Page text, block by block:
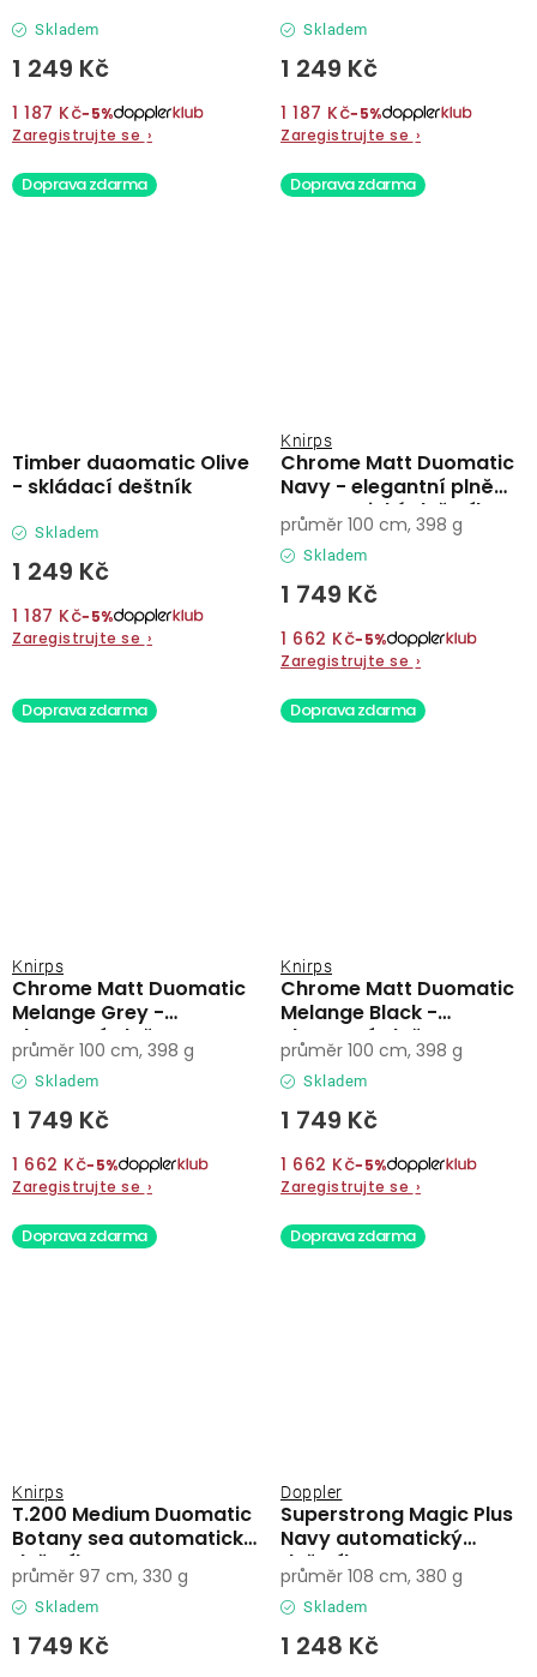
Skladem
1 249 Kč
1 187 Kč−5%
Zaregistrujte se ›
Skladem
1 249 Kč
1 187 Kč−5%
Zaregistrujte se ›
Doprava zdarma
Timber duaomatic Olive
- skládací deštník
Skladem
1 249 Kč
1 187 Kč−5%
Zaregistrujte se ›
Doprava zdarma
Chrome Matt Duomatic
Navy - elegantní plně
automatický deštník
Knirps
Skladem
1 749 Kč
1 662 Kč−5%
Zaregistrujte se ›
průměr 100 cm, 398 g
Doprava zdarma
Chrome Matt Duomatic
Melange Grey -
elegantní plně
automatický deštník
Knirps
Skladem
1 749 Kč
1 662 Kč−5%
Zaregistrujte se ›
průměr 100 cm, 398 g
Doprava zdarma
Chrome Matt Duomatic
Melange Black -
elegantní plně
automatický deštník
Knirps
Skladem
1 749 Kč
1 662 Kč−5%
Zaregistrujte se ›
průměr 100 cm, 398 g
Doprava zdarma
T.200 Medium Duomatic
Botany sea automatický
deštník
Knirps
Skladem
1 749 Kč
průměr 97 cm, 330 g
Doprava zdarma
Superstrong Magic Plus
Navy automatický
deštník
Doppler
Skladem
1 248 Kč
průměr 108 cm, 380 g